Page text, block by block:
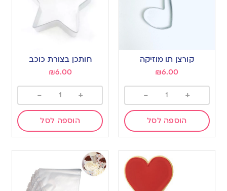
קורצן תו מוזיקה
₪6.00
+
-
הוספה לסל
חותכן בצורת כוכב
₪6.00
+
-
הוספה לסל